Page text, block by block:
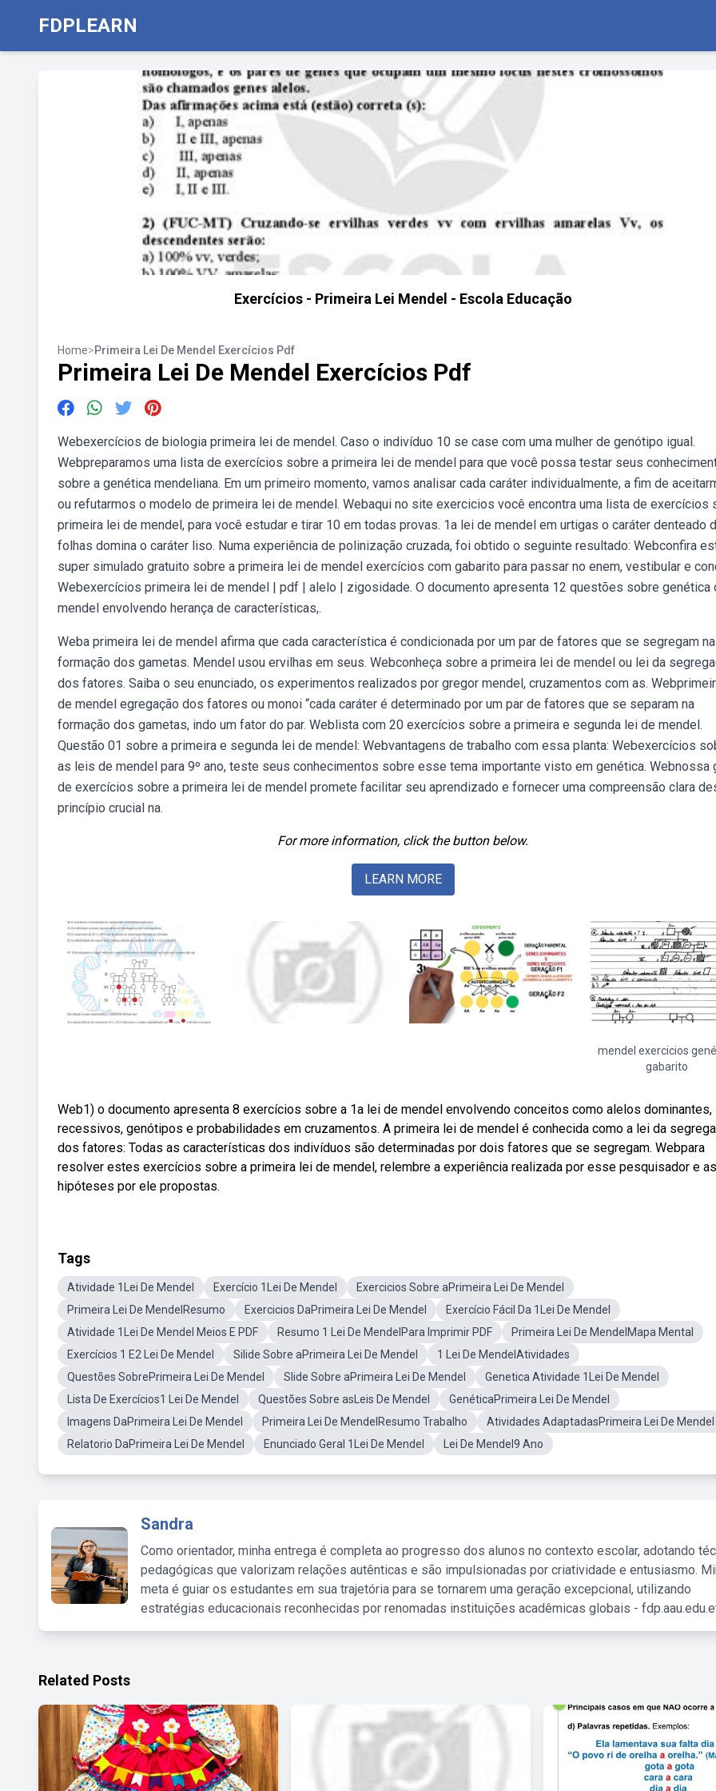
FDPLEARN
Exercícios - Primeira Lei Mendel - Escola Educação
Home>Primeira Lei De Mendel Exercícios Pdf
Primeira Lei De Mendel Exercícios Pdf
Webexercícios de biologia primeira lei de mendel. Caso o indivíduo 10 se case com uma mulher de genótipo igual.
Webpreparamos uma lista de exercícios sobre a primeira lei de mendel para que você possa testar seus
sobre a genética mendeliana. Em um primeiro momento, vamos analisar cada caráter individualmente, a fim de
ou refutarmos o modelo de primeira lei de mendel. Webaqui no site exercicios você encontra uma lista de exercícios
primeira lei de mendel, para você estudar e tirar 10 em todas provas. 1a lei de mendel em urtigas o caráter denteado
folhas domina o caráter liso. Numa experiência de polinização cruzada, foi obtido o seguinte resultado: Webconfira
super simulado gratuito sobre a primeira lei de mendel exercícios com gabarito para passar no enem, vestibular e
Webexercícios primeira lei de mendel | pdf | alelo | zigosidade. O documento apresenta 12 questões sobre genética
mendel envolvendo herança de características,.
Weba primeira lei de mendel afirma que cada característica é condicionada por um par de fatores que se segregam na
formação dos gametas. Mendel usou ervilhas em seus. Webconheça sobre a primeira lei de mendel ou lei da
dos fatores. Saiba o seu enunciado, os experimentos realizados por gregor mendel, cruzamentos com as.
de mendel egregação dos fatores ou monoi “cada caráter é determinado por um par de fatores que se separam na
formação dos gametas, indo um fator do par. Weblista com 20 exercícios sobre a primeira e segunda lei de mendel.
Questão 01 sobre a primeira e segunda lei de mendel: Webvantagens de trabalho com essa planta: Webexercícios
as leis de mendel para 9º ano, teste seus conhecimentos sobre esse tema importante visto em genética. Webnossa
de exercícios sobre a primeira lei de mendel promete facilitar seu aprendizado e fornecer uma compreensão clara
princípio crucial na.
For more information, click the button below.
LEARN MORE
mendel exercicios
gabarito
Web1) o documento apresenta 8 exercícios sobre a 1a lei de mendel envolvendo conceitos como alelos dominantes,
recessivos, genótipos e probabilidades em cruzamentos. A primeira lei de mendel é conhecida como a lei da
dos fatores: Todas as características dos indivíduos são determinadas por dois fatores que se segregam. Webpara
resolver estes exercícios sobre a primeira lei de mendel, relembre a experiência realizada por esse pesquisador e as
hipóteses por ele propostas.
Tags
Atividade 1Lei De Mendel Exercício 1Lei De Mendel
Exercicios Sobre aPrimeira Lei De Mendel
Primeira Lei De MendelResumo
Exercicios DaPrimeira Lei De Mendel
Exercício Fácil Da 1Lei De Mendel
Atividade 1Lei De Mendel Meios E PDF
Resumo 1 Lei De MendelPara Imprimir PDF
Primeira Lei De MendelMapa Mental
Exercícios 1 E2 Lei De Mendel
Silide Sobre aPrimeira Lei De Mendel
1 Lei De MendelAtividades
Questões SobrePrimeira Lei De Mendel
Slide Sobre aPrimeira Lei De Mendel
Genetica Atividade 1Lei De Mendel
Lista De Exercícios1 Lei De Mendel
Questões Sobre asLeis De Mendel
GenéticaPrimeira Lei De Mendel
Imagens DaPrimeira Lei De Mendel
Primeira Lei De MendelResumo Trabalho
Atividades AdaptadasPrimeira Lei De Mendel
Relatorio DaPrimeira Lei De Mendel
Enunciado Geral 1Lei De Mendel Lei De Mendel9 Ano
Sandra
Como orientador, minha entrega é completa ao progresso dos alunos no contexto escolar, adotando
pedagógicas que valorizam relações autênticas e são impulsionadas por criatividade e entusiasmo.
meta é guiar os estudantes em sua trajetória para se tornarem uma geração excepcional, utilizando
estratégias educacionais reconhecidas por renomadas instituições acadêmicas globais -
Related Posts